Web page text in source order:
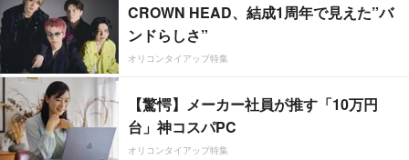
CROWN HEAD、結成1周年で見えた”バ
ンドらしさ”
オリコンタイアップ特集
【驚愕】メーカー社員が推す「10万円
台」神コスパPC
オリコンタイアップ特集